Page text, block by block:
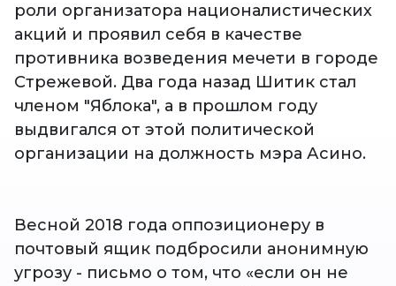
роли организатора националистических
акций и проявил себя в качестве
противника возведения мечети в городе
Стрежевой. Два года назад Шитик стал
членом "Яблока", а в прошлом году
выдвигался от этой политической
организации на должность мэра Асино.
Весной 2018 года оппозиционеру в
почтовый ящик подбросили анонимную
угрозу - письмо о том, что «если он не